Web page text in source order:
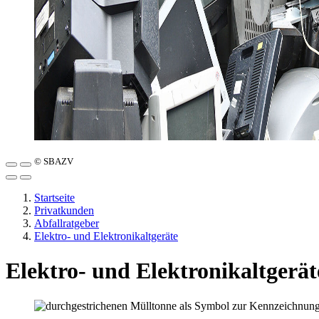
© SBAZV
Startseite
Privatkunden
Abfallratgeber
Elektro- und Elektronikaltgeräte
Elektro- und